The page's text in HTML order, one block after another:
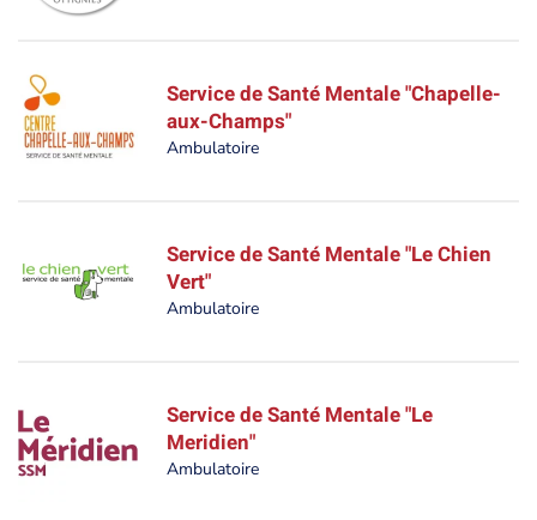
Service de Santé Mentale "Chapelle-
aux-Champs"
Ambulatoire
Service de Santé Mentale "Le Chien
Vert"
Ambulatoire
Service de Santé Mentale "Le
Meridien"
Ambulatoire